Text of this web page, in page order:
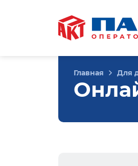
Главная Для